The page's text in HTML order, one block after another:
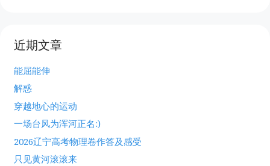
近期文章
能屈能伸
解惑
穿越地心的运动
一场台风为浑河正名:)
2026辽宁高考物理卷作答及感受
只见黄河滚滚来